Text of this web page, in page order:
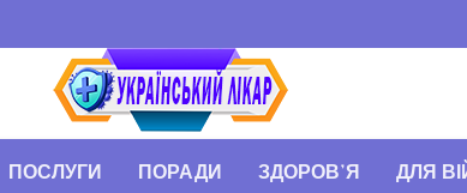
ПОСЛУГИ ПОРАДИ ЗДОРОВʼЯ ДЛЯ